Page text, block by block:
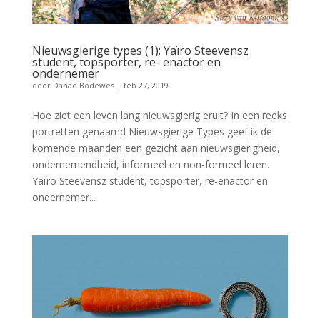
Nieuwsgierige types (1): Yaïro Steevensz
student, topsporter, re- enactor en
ondernemer
door Danae Bodewes| feb 27, 2019
Hoe ziet een leven lang nieuwsgierig eruit? In een reeks
portretten genaamd Nieuwsgierige Types geef ik de
komende maanden een gezicht aan nieuwsgierigheid,
ondernemendheid, informeel en non-formeel leren.
Yaïro Steevensz student, topsporter, re-enactor en
ondernemer...